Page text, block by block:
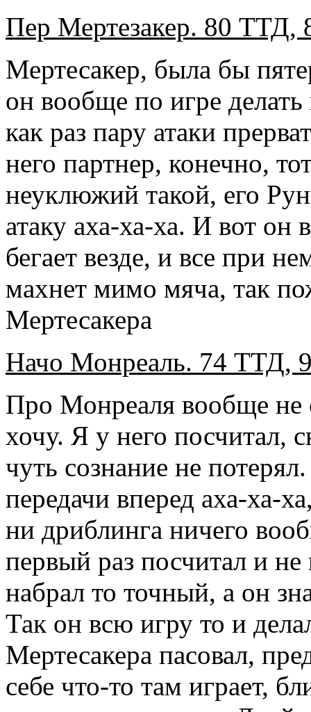
Пер Мертезакер. 80 ТТД,
Мертесакер, была бы
он вообще по игре
как раз пару атаки
него партнер, конечно,
неуклюжий такой, его
атаку аха-ха-ха. И вот он
бегает везде, и все при
махнет мимо мяча, так
Мертесакера
Начо Монреаль. 74 ТТД,
Про Монреаля вообще не
хочу. Я у него посчитал,
чуть сознание не
передачи вперед аха-ха-
ни дриблинга ничего
первый раз посчитал и
набрал то точный, а он
Так он всю игру то и
Мертесакера пасовал,
себе что-то там играет,